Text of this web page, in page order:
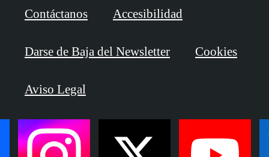
Contáctanos Accesibilidad
Darse de Baja del Newsletter Cookies
Aviso Legal